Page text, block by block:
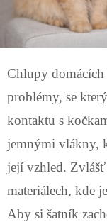
Chlupy domácích
problémy, se
kontaktu s
jemnými vlákny,
její vzhled.
materiálech, kde
Aby si šatník